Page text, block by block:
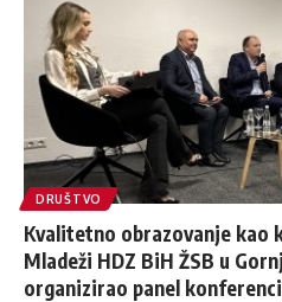
DRUŠTVO
Kvalitetno obrazovanje kao
Mladeži HDZ BiH ŽSB u
organizirao panel